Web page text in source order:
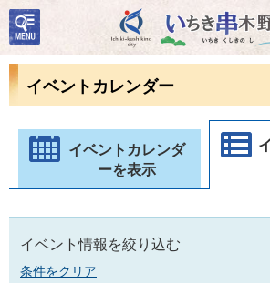
いちき串木野市
検
索・
共通
ューイベントカレンダー
イベントカレンダ
ーを表示
イベント情報を絞り込む
条件をクリア